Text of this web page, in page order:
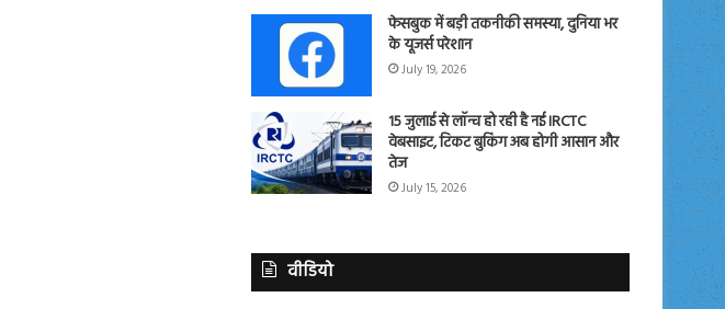
फेसबुक में बड़ी तकनीकी समस्या, दुनिया भर
के यूजर्स परेशान
July 19, 2026
15 जुलाई से लॉन्च हो रही है नई IRCTC
वेबसाइट, टिकट बुकिंग अब होगी आसान और
तेज
July 15, 2026
वीडियो